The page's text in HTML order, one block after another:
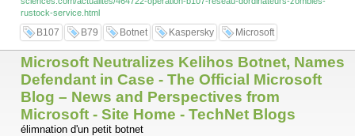
rustock-service.html
B107 B79 Botnet Kaspersky Microsoft
Microsoft Neutralizes Kelihos Botnet, Names
Defendant in Case - The Official Microsoft
Blog – News and Perspectives from
Microsoft - Site Home - TechNet Blogs
élimnation d'un petit botnet